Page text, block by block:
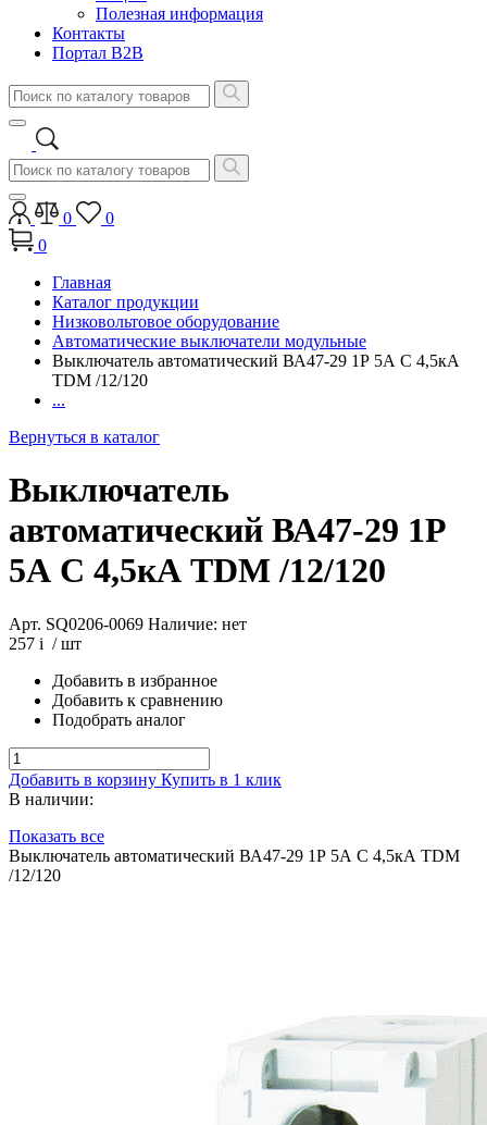
Полезная информация
Контакты
Портал B2B
0
0
0
Главная
Каталог продукции
Низковольтовое оборудование
Автоматические выключатели модульные
Выключатель автоматический ВА47-29 1Р 5А C 4,5кА
TDM /12/120
...
Вернуться в каталог
Выключатель
автоматический ВА47-29 1Р
5А C 4,5кА TDM /12/120
Арт. SQ0206-0069 Наличие: нет
257 i / шт
Добавить в избранное
Добавить к сравнению
Подобрать аналог
Добавить в корзину Купить в 1 клик
В наличии:
Показать все
Выключатель автоматический ВА47-29 1Р 5А C 4,5кА TDM
/12/120